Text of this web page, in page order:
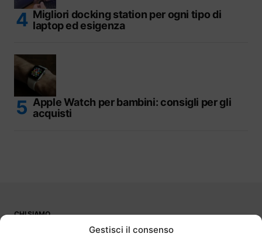
Gestisci il consenso
Migliori docking station per ogni tipo di
laptop ed esigenza
Apple Watch per bambini: consigli per gli
acquisti
CHI SIAMO